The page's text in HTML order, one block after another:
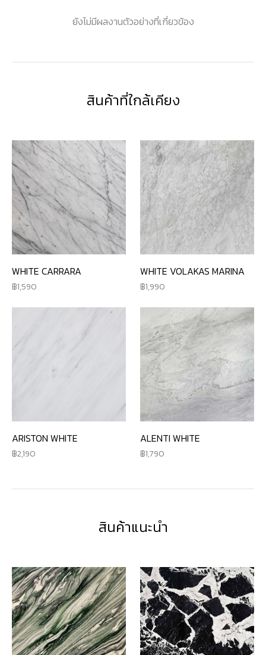
ยังไม่มีผลงานตัวอย่างที่เกี่ยวข้อง
สินค้าที่ใกล้เคียง
WHITE CARRARA
1,590
WHITE VOLAKAS MARINA
1,990
ARISTON WHITE
2,190
ALENTI WHITE
1,790
สินค้าแนะนำ